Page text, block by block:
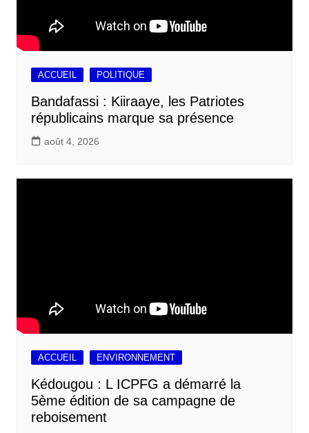
ACCUEIL POLITIQUE
Bandafassi : Kiiraaye, les Patriotes
républicains marque sa présence
août 4, 2026
ACCUEIL ENVIRONNEMENT
Kédougou : L ICPFG a démarré la
5ème édition de sa campagne de
reboisement